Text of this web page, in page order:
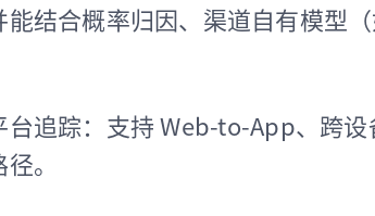
能结合概率归因、渠道自有模型
台追踪：支持 Web-to-App、跨
。